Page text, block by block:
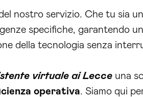
nostro servizio. Che tu sia
specifiche, garantendo un
della tecnologia senza
virtuale ai Lecce una
operativa. Siamo qui